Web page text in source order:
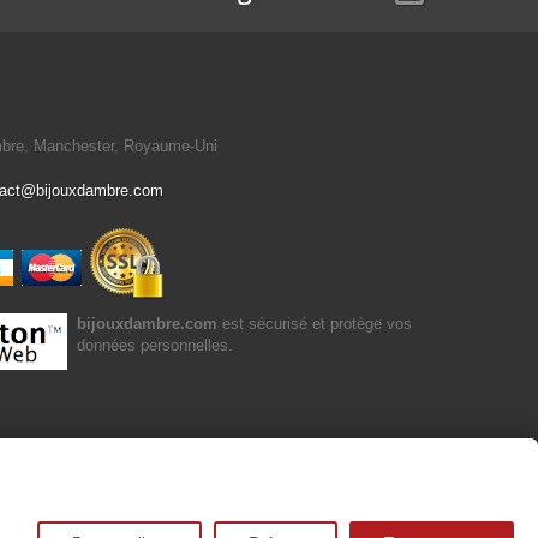
Manchester, Royaume-Uni
bijouxdambre.com est sécurisé et protège vos
données personnelles.